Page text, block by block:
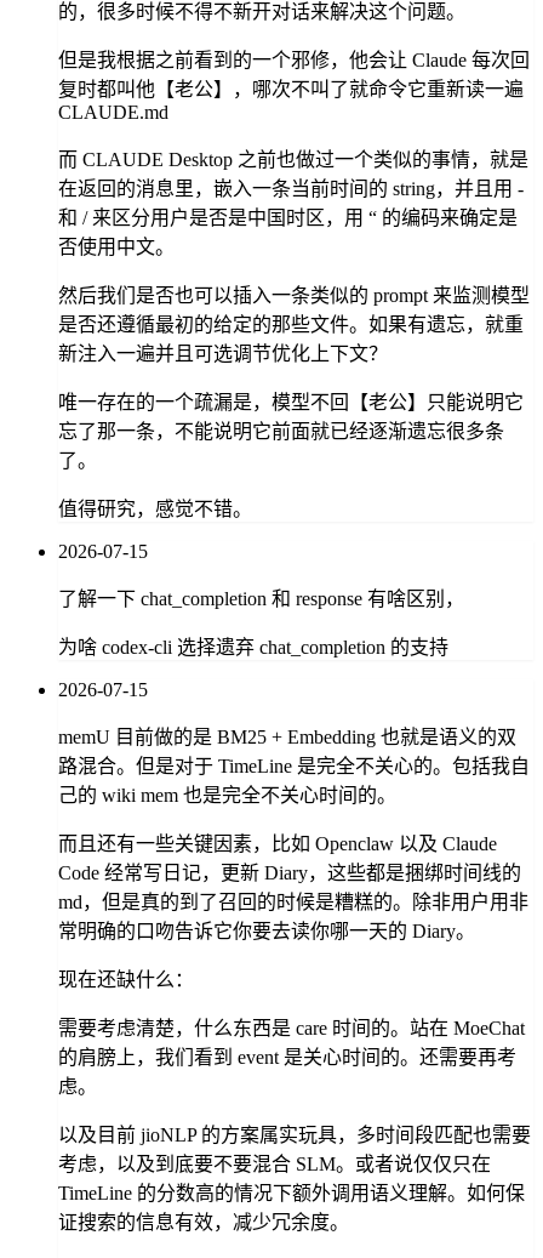
的，很多时候不得不新开对话来解决这个问题。
但是我根据之前看到的一个邪修，他会让 Claude 每次回
复时都叫他【老公】，哪次不叫了就命令它重新读一遍
CLAUDE.md
而 CLAUDE Desktop 之前也做过一个类似的事情，就是
在返回的消息里，嵌入一条当前时间的 string，并且用 -
和 / 来区分用户是否是中国时区，用 “ 的编码来确定是
否使用中文。
然后我们是否也可以插入一条类似的 prompt 来监测模型
是否还遵循最初的给定的那些文件。如果有遗忘，就重
新注入一遍并且可选调节优化上下文？
唯一存在的一个疏漏是，模型不回【老公】只能说明它
忘了那一条，不能说明它前面就已经逐渐遗忘很多条
了。
值得研究，感觉不错。
2026-07-15
了解一下 chat_completion 和 response 有啥区别，
为啥 codex-cli 选择遗弃 chat_completion 的支持
2026-07-15
memU 目前做的是 BM25 + Embedding 也就是语义的双
路混合。但是对于 TimeLine 是完全不关心的。包括我自
己的 wiki mem 也是完全不关心时间的。
而且还有一些关键因素，比如 Openclaw 以及 Claude
Code 经常写日记，更新 Diary，这些都是捆绑时间线的
md，但是真的到了召回的时候是糟糕的。除非用户用非
常明确的口吻告诉它你要去读你哪一天的 Diary。
现在还缺什么：
需要考虑清楚，什么东西是 care 时间的。站在 MoeChat
的肩膀上，我们看到 event 是关心时间的。还需要再考
虑。
以及目前 jioNLP 的方案属实玩具，多时间段匹配也需要
考虑，以及到底要不要混合 SLM。或者说仅仅只在
TimeLine 的分数高的情况下额外调用语义理解。如何保
证搜索的信息有效，减少冗余度。